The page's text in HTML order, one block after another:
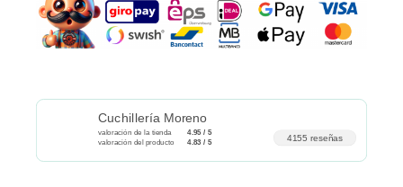
Cuchillería Moreno
valoración de la tienda
4.95 / 5
valoración del producto
4.83 / 5 4155 reseñas